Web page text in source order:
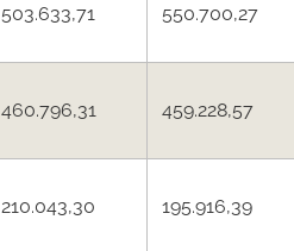
503.633,71 550.700,27
460.796,31 459.228,57
210.043,30 195.916,39